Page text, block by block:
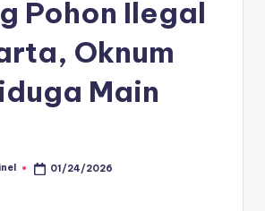
Pohon Ilegal
Oknum
Main
01/24/2026